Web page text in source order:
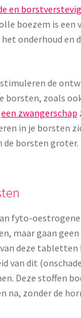
en
boezem is
onderhoud en
de
borsten, zoals
een zwangerschap
in je borsten
de borsten groter.
fyto-
maar gaan
deze
van dit
Deze stoffen
na, zonder de